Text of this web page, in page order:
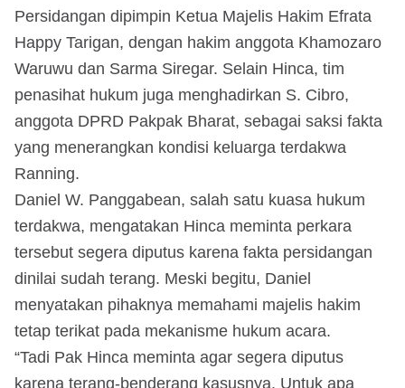
Persidangan dipimpin Ketua Majelis Hakim Efrata
Happy Tarigan, dengan hakim anggota Khamozaro
Waruwu dan Sarma Siregar. Selain Hinca, tim
penasihat hukum juga menghadirkan S. Cibro,
anggota DPRD Pakpak Bharat, sebagai saksi fakta
yang menerangkan kondisi keluarga terdakwa
Ranning.
Daniel W. Panggabean, salah satu kuasa hukum
terdakwa, mengatakan Hinca meminta perkara
tersebut segera diputus karena fakta persidangan
dinilai sudah terang. Meski begitu, Daniel
menyatakan pihaknya memahami majelis hakim
tetap terikat pada mekanisme hukum acara.
“Tadi Pak Hinca meminta agar segera diputus
karena terang-benderang kasusnya. Untuk apa